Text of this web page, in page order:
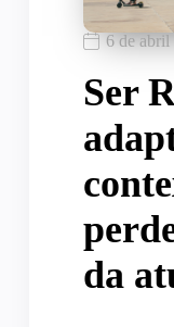
6 de abril
Ser
da